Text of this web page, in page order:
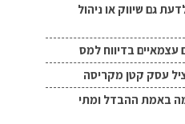
גם שיווק או ניהול
עסק קטן מקריסה
באמת ההבדל ומתי